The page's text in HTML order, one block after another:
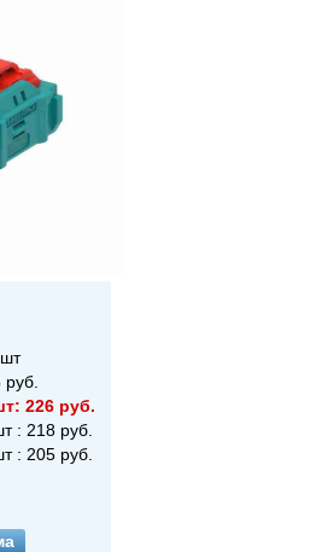
руб.
226 руб.
: 218 руб.
: 205 руб.